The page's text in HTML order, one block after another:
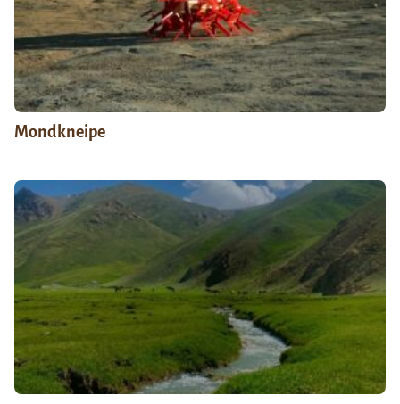
Mondkneipe